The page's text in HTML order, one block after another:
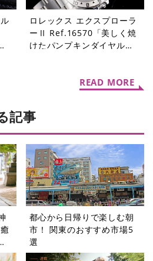
ロレックス エクスプローラ
ーⅡ Ref.16570「美しく焼
けたパンプキンダイヤル」
READ MORE
記事
都心から日帰りで楽しむ朝
市！ 関東のおすすめ市場5
選